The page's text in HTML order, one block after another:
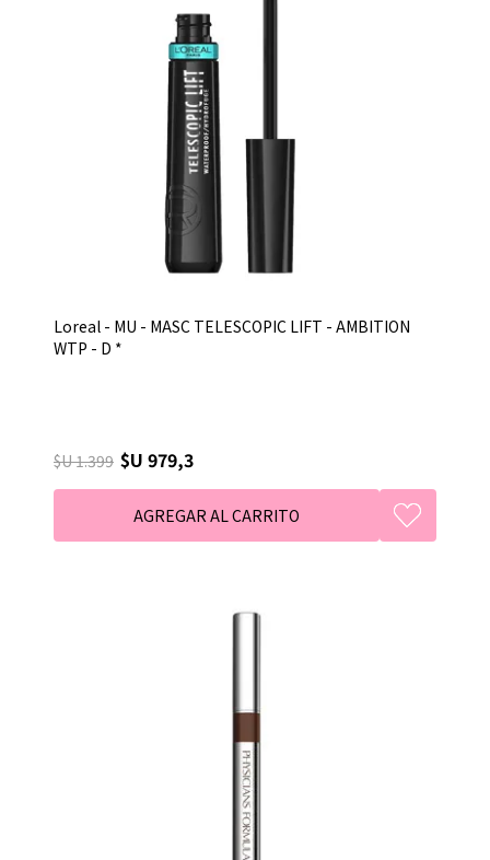
Loreal - MU - MASC TELESCOPIC LIFT - AMBITION
WTP - D *
$U 1.399 $U 979,3